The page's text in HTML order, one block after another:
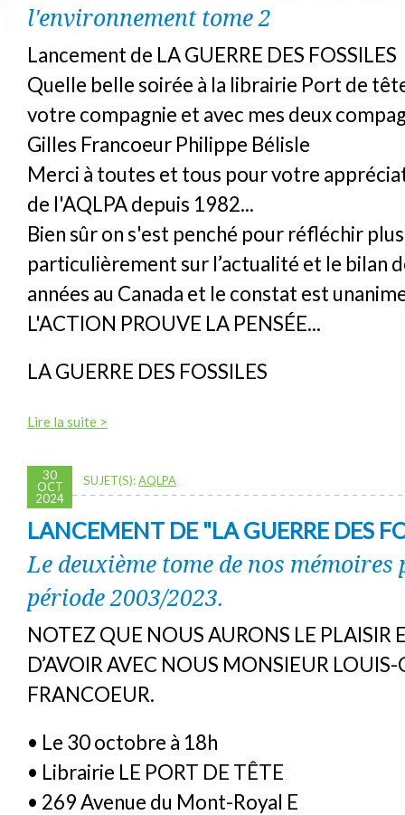
l'environnement tome 2
Lancement de LA GUERRE DES FOSSILES
Quelle belle soirée à la librairie Port de
votre compagnie et avec mes deux
Gilles Francoeur Philippe Bélisle
Merci à toutes et tous pour votre
de l'AQLPA depuis 1982...
Bien sûr on s'est penché pour réfléchir plus
particulièrement sur l’actualité et le bilan
années au Canada et le constat est
L'ACTION PROUVE LA PENSÉE...
LA GUERRE DES FOSSILES
Lire la suite >
30
OCT
2024
SUJET(S):AQLPA
LANCEMENT DE "LA GUERRE DES
Le deuxième tome de nos
période 2003/2023.
NOTEZ QUE NOUS AURONS LE PLAISIR
D’AVOIR AVEC NOUS MONSIEUR LOUIS-
FRANCOEUR.
• Le 30 octobre à 18h
• Librairie LE PORT DE TÊTE
• 269 Avenue du Mont-Royal E